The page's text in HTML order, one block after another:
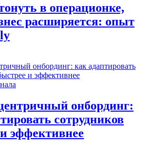
в операционке,
расширяется: опыт
онбординг:
сотрудников
эффективнее